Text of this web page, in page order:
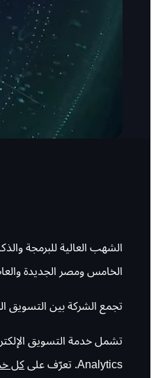
الخامس ومصر الجديدة
تجمع الشركة بين التسويق
Analytics. تعرّف على كل